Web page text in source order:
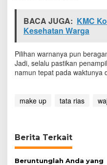
BACA JUGA: KMC
Kesehatan Warga
Pilihan warnanya pun
Jadi, selalu pastikan
namun tepat pada waktunya
make up tata rias
Berita Terkait
Beruntunglah Anda yang